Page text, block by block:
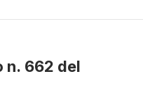
n. 662 del